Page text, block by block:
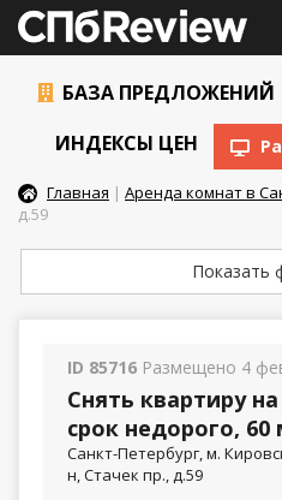
БАЗА ПРЕДЛОЖЕНИЙ
ИНДЕКСЫ ЦЕН
Главная | Аренда комнат в
д.59
Показать
ID 85716 Размещено 4
Снять квартиру
срок недорого, 60
Санкт-Петербург, м.
н, Стачек пр., д.59